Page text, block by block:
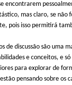
encontrarem
mas claro, se não
pois isso permitirá
de discussão são uma
e conceitos, e
para explorar de
pensando sobre os